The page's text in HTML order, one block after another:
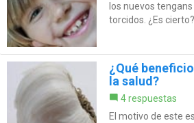
los nuevos
torcidos. ¿Es cierto?
¿Qué
la salud?
4 respuestas
El motivo de este